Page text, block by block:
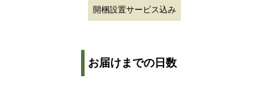
開梱設置サービス込み
お届けまでの日数